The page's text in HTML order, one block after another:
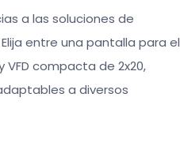
a las soluciones de
entre una pantalla para el
VFD compacta de 2x20,
a diversos